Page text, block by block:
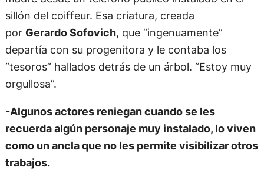
sillón del coiffeur. Esa criatura, creada
por Gerardo Sofovich, que “ingenuamente”
departía con su progenitora y le contaba los
“tesoros” hallados detrás de un árbol. “Estoy muy
orgullosa”.
-Algunos actores reniegan cuando se les
recuerda algún personaje muy instalado, lo viven
como un ancla que no les permite visibilizar otros
trabajos.